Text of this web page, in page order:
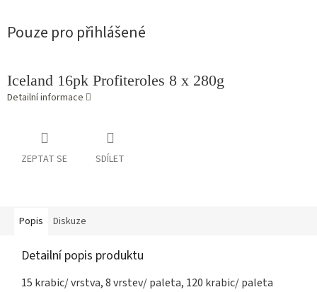
Pouze pro přihlášené
Iceland 16pk Profiteroles 8 x 280g
Detailní informace
ZEPTAT SE SDÍLET
Popis Diskuze
Detailní popis produktu
15 krabic/ vrstva, 8 vrstev/ paleta, 120 krabic/ paleta